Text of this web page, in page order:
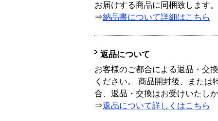
お届けする商品に同梱致します。
⇒納品書について詳細はこちら
返品について
お客様のご都合による返品・交
ください。 商品開封後、または
合、返品・交換はお受けいたし
⇒返品について詳しくはこちら